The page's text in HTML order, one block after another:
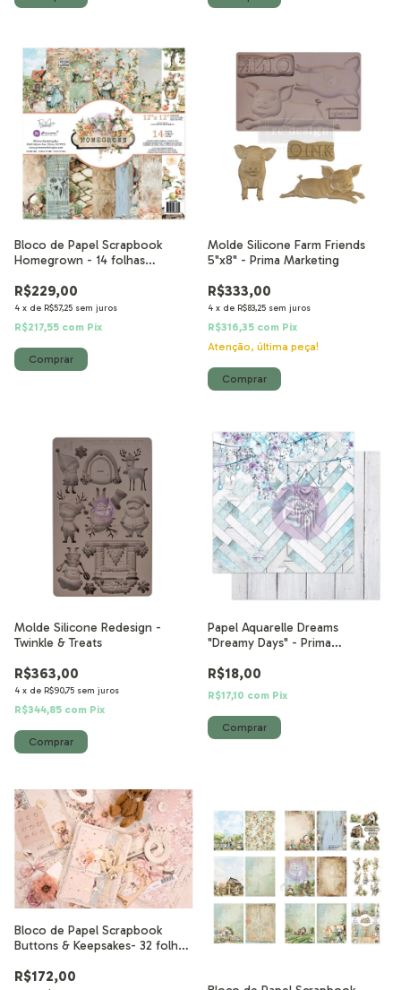
Bloco de Papel Scrapbook
Homegrown - 14 folhas
R$229,00
4 x de R$57,25 sem juros
R$217,55 com Pix
Molde Silicone Farm Friends
5"x8" - Prima Marketing
R$333,00
4 x de R$83,25 sem juros
R$316,35 com Pix
Atenção, última peça!
Molde Silicone Redesign -
Twinkle & Treats
R$363,00
4 x de R$90,75 sem juros
R$344,85 com Pix
Papel Aquarelle Dreams
"Dreamy Days" - Prima
R$18,00
R$17,10 com Pix
Bloco de Papel Scrapbook
Buttons & Keepsakes- 32 folhas
R$172,00